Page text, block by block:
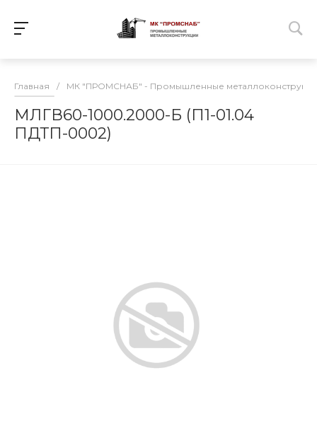
Главная / МК "ПРОМСНАБ" - Промышленные
МЛГВ60-1000.2000-Б (П1-01.04
ПДТП-0002)